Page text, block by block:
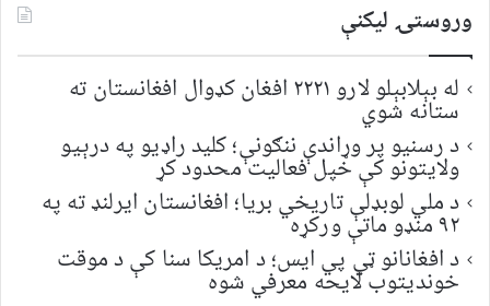
وروستۍ ليکنې
له بېلابېلو لارو ۲۲۲۱ افغان کډوال افغانستان ته
ستانه شوي
د رسنیو پر وړاندې ننګونې؛ کلید راډیو په درېیو
ولایتونو کې خپل فعالیت محدود کړ
د ملي لوبډلې تاریخي بریا؛ افغانستان ایرلنډ ته په
۹۲ منډو ماتې ورکړه
د افغانانو ټي پي ایس؛ د امریکا سنا کې د موقت
خونديتوب لایحه معرفي شوه